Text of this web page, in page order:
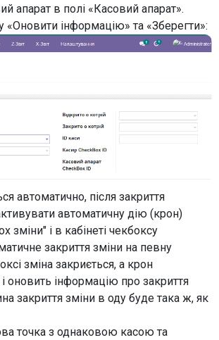
апарат в полі «Касовий апарат».
«Оновити інформацію» та «Зберегти»:
автоматично, після закриття
автоматичну дію (крон)
зміни" і в кабінеті чекбоксу
закриття зміни на певну
зміна закриється, а крон
оновить інформацію про закриття
закриття зміни в оду буде така ж, як
точка з однаковою касою та